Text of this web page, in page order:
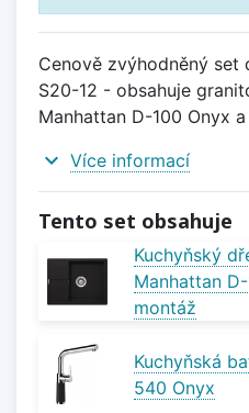
Cenově zvýhodněný set
S20-12 - obsahuje
Manhattan D-100 Onyx
expand_more Více informací
Tento set obsahuje
Kuchyňský
Manhattan
montáž
Kuchyňská
540 Onyx